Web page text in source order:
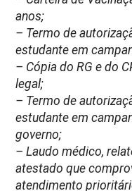
anos;
– Termo de
estudante em
– Cópia do RG e do
legal;
– Termo de
estudante em
governo;
– Laudo médico,
atestado que
atendimento